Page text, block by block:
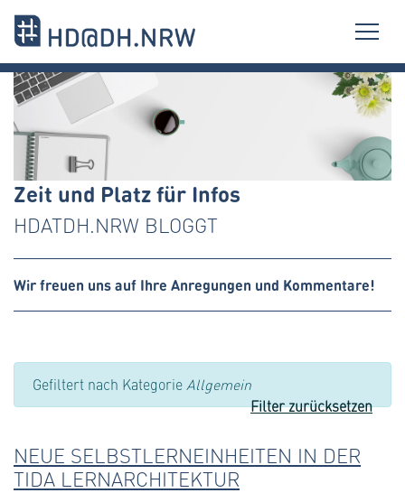
Zeit und Platz für Infos
HDATDH.NRW BLOGGT
Wir freuen uns auf Ihre Anregungen und Kommentare!
Gefiltert nach Kategorie Allgemein
Filter zurücksetzen
NEUE SELBSTLERNEINHEITEN IN DER
TIDA LERNARCHITEKTUR